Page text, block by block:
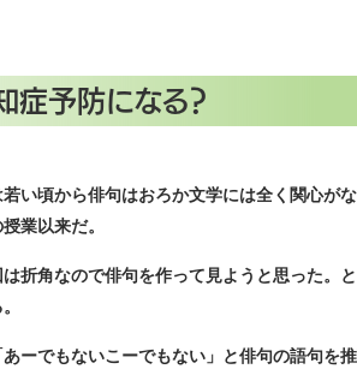
症予防になる？
い頃から俳句はおろか文学には全く関心が
業以来だ。
折角なので俳句を作って見ようと思った。
ーでもないこーでもない」と俳句の語句を